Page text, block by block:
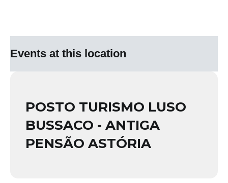
Events at this location
POSTO TURISMO LUSO
BUSSACO - ANTIGA
PENSÃO ASTÓRIA